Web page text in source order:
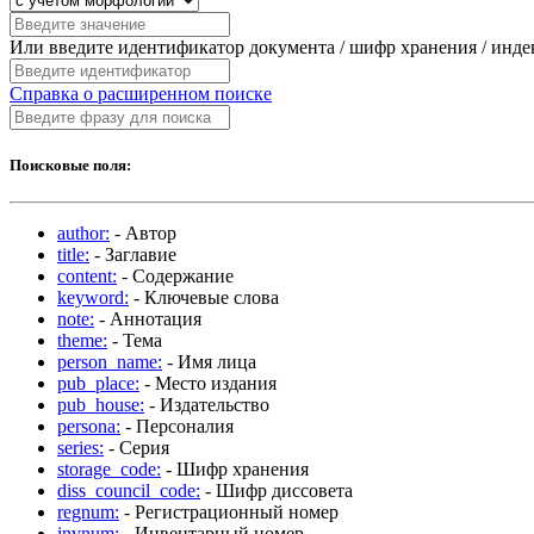
Или введите идентификатор документа / шифр хранения /
Справка о расширенном поиске
Поисковые поля:
author: - Автор
title: - Заглавие
content: - Содержание
keyword: - Ключевые слова
note: - Аннотация
theme: - Тема
person_name: - Имя лица
pub_place: - Место издания
pub_house: - Издательство
persona: - Персоналия
series: - Серия
storage_code: - Шифр хранения
diss_council_code: - Шифр диссовета
regnum: - Регистрационный номер